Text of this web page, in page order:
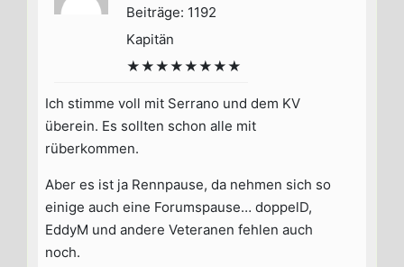
Beiträge: 1192
Kapitän
★★★★★★★★
Ich stimme voll mit Serrano und dem KV
überein. Es sollten schon alle mit
rüberkommen.
Aber es ist ja Rennpause, da nehmen sich so
einige auch eine Forumspause… doppelD,
EddyM und andere Veteranen fehlen auch
noch.